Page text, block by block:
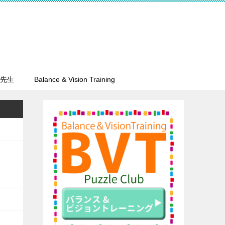
生 Balance & Vision Training